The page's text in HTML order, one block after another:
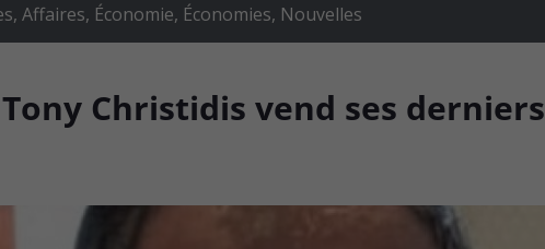
, Affaires, Économie, Économies, Nouvelles
Christidis vend ses derniers